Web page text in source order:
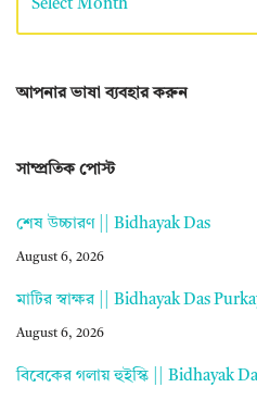
আপনার ভাষা ব্যবহার করুন
সাম্প্রতিক পোস্ট
শেষ উচ্চারণ || Bidhayak Das
August 6, 2026
মাটির স্বাক্ষর || Bidhayak Das
August 6, 2026
বিবেকের গলায় হুইস্কি || Bidhayak